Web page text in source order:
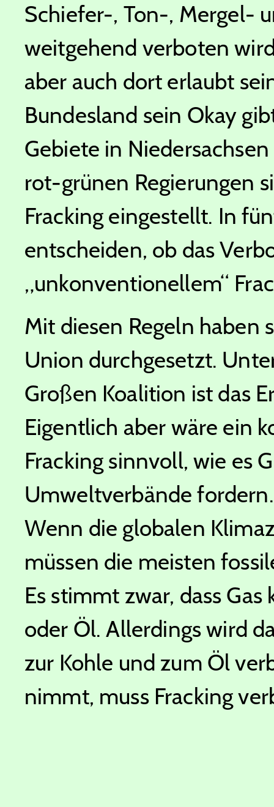
Schiefer-, Ton-, Mergel-
weitgehend verboten
aber auch dort erlaubt
Bundesland sein Okay
Gebiete in
rot-grünen Regierungen
Fracking eingestellt. In
entscheiden, ob das
„unkonventionellem“
Mit diesen Regeln haben
Union durchgesetzt.
Großen Koalition ist das
Eigentlich aber wäre ein
Fracking sinnvoll, wie es
Umweltverbände
Wenn die globalen
müssen die meisten
Es stimmt zwar, dass
oder Öl. Allerdings wird
zur Kohle und zum Öl
nimmt, muss Fracking